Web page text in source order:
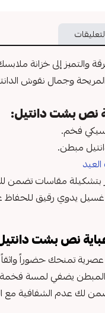
والتميز إلى خزانة
وجمال نقوش
نص بشت دانتيل:
فخم.
مبطن.
بتشكيلة مقاسات تضمن
يدوي رقيق للحفاظ
نص بشت
تمنحك حضوراً واثقاً
يضفي لمسة فخمة
لك عدم الشفافية مع